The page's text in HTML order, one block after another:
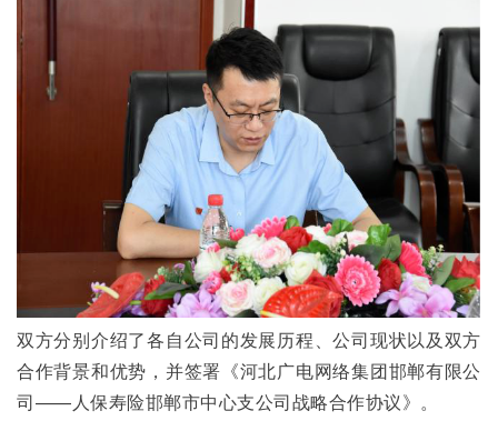
双方分别介绍了各自公司的发展历程、公司现状以及双方
合作背景和优势，并签署《河北广电网络集团邯郸有限公
司——人保寿险邯郸市中心支公司战略合作协议》。